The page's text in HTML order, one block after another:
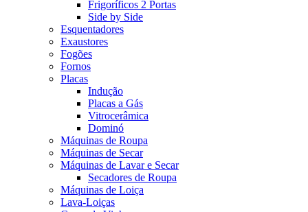
Frigoríficos 2 Portas
Side by Side
Esquentadores
Exaustores
Fogões
Fornos
Placas
Indução
Placas a Gás
Vitrocerâmica
Dominó
Máquinas de Roupa
Máquinas de Secar
Máquinas de Lavar e Secar
Secadores de Roupa
Máquinas de Loiça
Lava-Loiças